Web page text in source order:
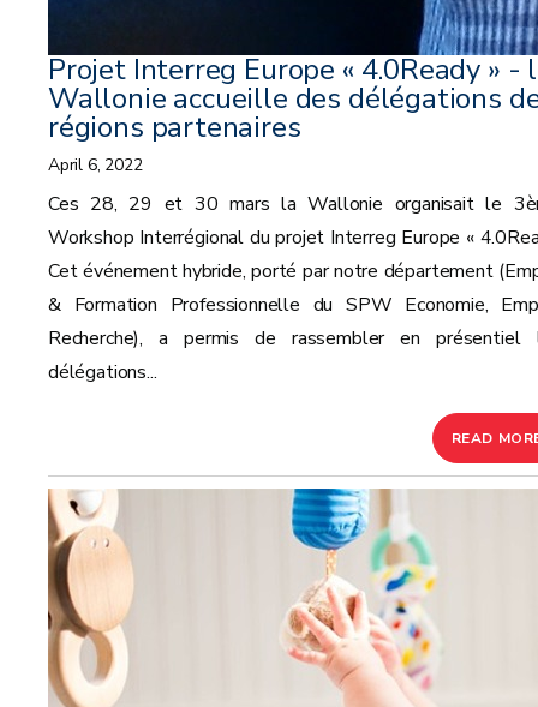
Projet Interreg Europe « 4.0Ready » -
Wallonie accueille des délégations
régions partenaires
April 6, 2022
Ces 28, 29 et 30 mars la Wallonie organisait le
Workshop Interrégional du projet Interreg Europe «
Cet événement hybride, porté par notre département
& Formation Professionnelle du SPW Economie,
Recherche), a permis de rassembler en présentiel
délégations...
READ